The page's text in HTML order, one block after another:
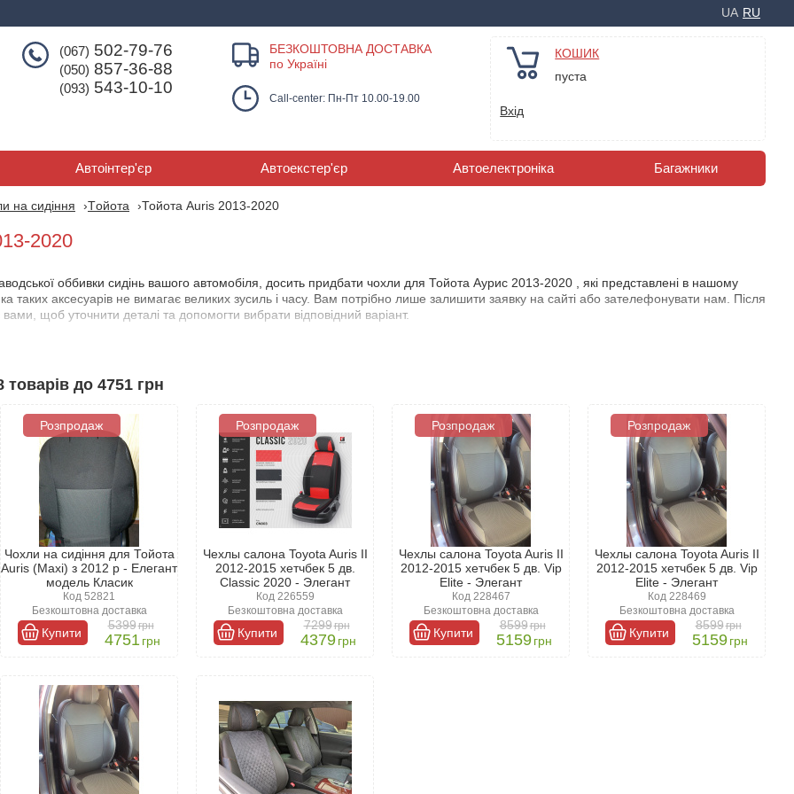
UA RU
(067) 502-79-76
(050) 857-36-88
(093) 543-10-10
БЕЗКОШТОВНА ДОСТАВКА
по Україні
Call-center: Пн-Пт 10.00-19.00
КОШИК
пуста
Вхід
Автоінтер'єр Автоекстер'єр Автоелектроніка Багажники
на сидіння Tойота Тойота Auris 2013-2020
2020
оббивки сидінь вашого автомобіля, досить придбати чохли для Тойота Аурис 2013-2020 , які представлені в нашому
таких аксесуарів не вимагає великих зусиль і часу. Вам потрібно лише залишити заявку на сайті або зателефонувати нам. Після
щоб уточнити деталі та допомогти вибрати відповідний варіант.
чохлів для Тойота Аурис 2013-2020 , які розрізняються:
або штучної шкіри, алькантари, а також текстилю. Найдорожчими і розкішними вважаються шкіряні вироби, які
Однак найпопулярнішим варіантом серед автомобілістів залишаються текстильні чохли. Вони прості в догляді, зручні у
зі своїм завданням.
товарів до 4751 грн
Розпродаж
Чохли на сидіння для Тойота
Auris (Maxi) з 2012 р - Елегант
модель Класик
Код 52821
Безкоштовна доставка
Купити
5399грн
4751грн
Розпродаж
Чехлы салона Toyota Auris II
2012-2015 хетчбек 5 дв.
Classic 2020 - Элегант
Код 226559
Безкоштовна доставка
Купити
7299грн
4379грн
Розпродаж
Чехлы салона Toyota Auris II
2012-2015 хетчбек 5 дв. Vip
Elite - Элегант
Код 228467
Безкоштовна доставка
Купити
8599грн
5159грн
Розпродаж
Чехлы салона Toyota Auris II
2012-2015 хетчбек 5 дв. Vip
Elite - Элегант
Код 228469
Безкоштовна доставка
Купити
8599грн
5159грн